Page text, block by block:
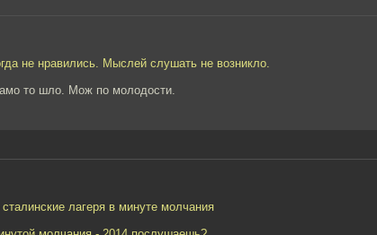
не нравились. Мыслей слушать не возникло.
то шло. Мож по молодости.
лагеря в минуте молчания